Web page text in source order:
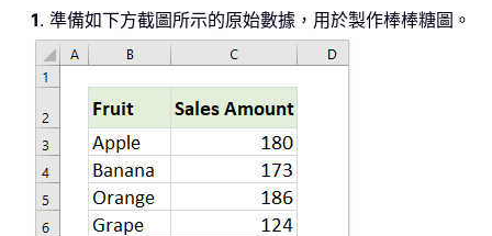
1. 準備如下方截圖所示的原始數據，用於製作棒棒糖圖。